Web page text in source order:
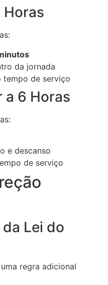
Horas
da jornada
tempo de serviço
a 6 Horas
e descanso
de serviço
Lei do
regra adicional